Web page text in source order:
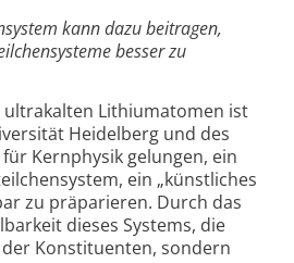
kann dazu beitragen,
besser zu
Lithiumatomen ist
Heidelberg und des
Kernphysik gelungen, ein
ein „künstliches
zu präparieren. Durch das
dieses Systems, die
Konstituenten, sondern